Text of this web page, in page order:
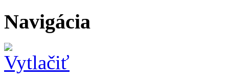
Navigácia